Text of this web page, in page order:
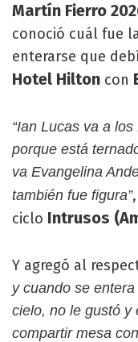
Martín Fierro
conoció cuál fue
enterarse que
Hotel Hilton con
“Ian Lucas va a
porque está
va Evangelina
también fue figura”
ciclo Intrusos
Y agregó al
y cuando se
cielo, no le gustó y
compartir mesa